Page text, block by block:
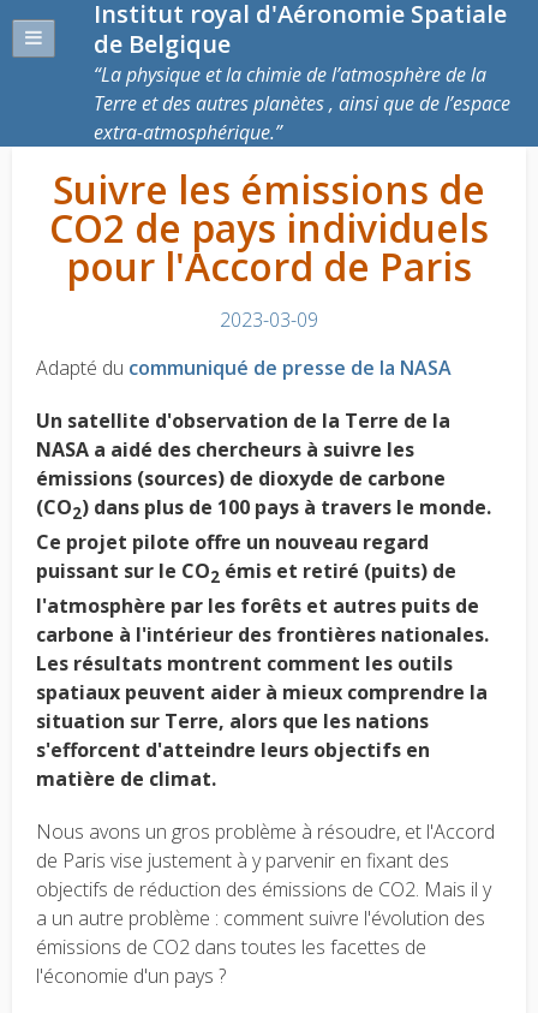
Institut royal d'Aéronomie Spatiale
de Belgique
La physique et la chimie de l’atmosphère de la
Terre et des autres planètes , ainsi que de l’espace
extra-atmosphérique.
Suivre les émissions de
CO2 de pays individuels
pour l'Accord de Paris
2023-03-09
Adapté du communiqué de presse de la NASA
Un satellite d'observation de la Terre de la
NASA a aidé des chercheurs à suivre les
émissions (sources) de dioxyde de carbone
(CO2) dans plus de 100 pays à travers le monde.
Ce projet pilote offre un nouveau regard
puissant sur le CO2 émis et retiré (puits) de
l'atmosphère par les forêts et autres puits de
carbone à l'intérieur des frontières nationales.
Les résultats montrent comment les outils
spatiaux peuvent aider à mieux comprendre la
situation sur Terre, alors que les nations
s'efforcent d'atteindre leurs objectifs en
matière de climat.
Nous avons un gros problème à résoudre, et l'Accord
de Paris vise justement à y parvenir en fixant des
objectifs de réduction des émissions de CO2. Mais il y
a un autre problème : comment suivre l'évolution des
émissions de CO2 dans toutes les facettes de
l'économie d'un pays ?